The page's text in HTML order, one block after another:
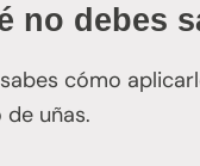
no debes
cómo
uñas.